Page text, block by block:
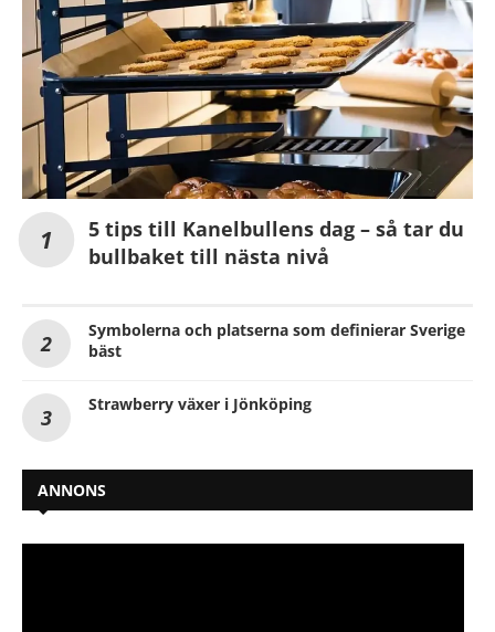
5 tips till Kanelbullens dag – så tar du
bullbaket till nästa nivå
Symbolerna och platserna som definierar Sverige
bäst
Strawberry växer i Jönköping
ANNONS